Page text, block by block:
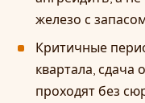
железо с
Критичные
квартала, сдача
проходят без